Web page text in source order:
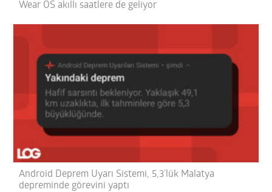
Wear OS akıllı saatlere de geliyor
Android Deprem Uyarı Sistemi, 5,3’lük Malatya
depreminde görevini yaptı